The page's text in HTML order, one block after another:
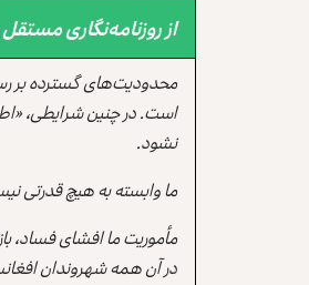
از روزنامه‌نگاری
محدودیت‌های گسترده بر
است. در چنین شرایطی،
نشود.
ما وابسته به هیچ قدرتی
مأموریت ما افشای فساد،
در آن همه شهروندان